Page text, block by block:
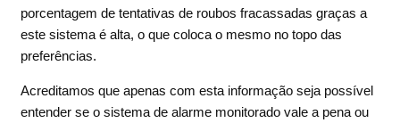
porcentagem de tentativas de roubos fracassadas graças a
este sistema é alta, o que coloca o mesmo no topo das
preferências.
Acreditamos que apenas com esta informação seja possível
entender se o sistema de alarme monitorado vale a pena ou